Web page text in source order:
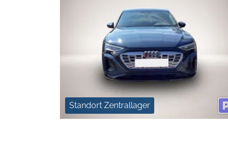
Standort Zentrallager